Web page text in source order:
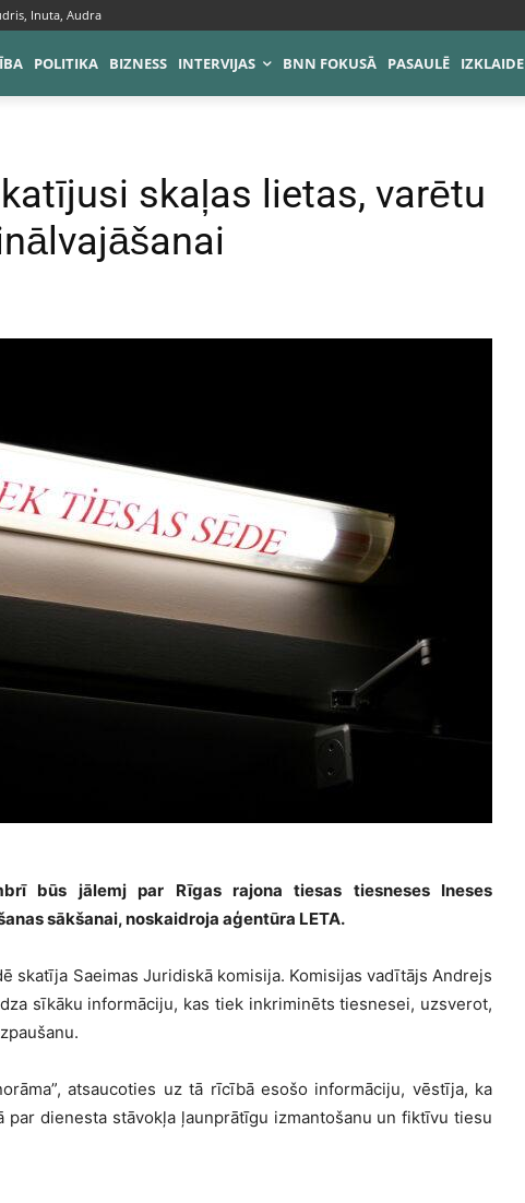
Inuta, Audra
POLITIKA BIZNESS INTERVIJAS BNN FOKUSĀ PASAULĒ IZKLAIDE
skaļas lietas, varētu
būs jālemj par Rīgas rajona tiesas tiesneses Ineses
sākšanai, noskaidroja aģentūra LETA.
skatīja Saeimas Juridiskā komisija. Komisijas vadītājs Andrejs
sīkāku informāciju, kas tiek inkriminēts tiesnesei, uzsverot,
atsaucoties uz tā rīcībā esošo informāciju, vēstīja, ka
dienesta stāvokļa ļaunprātīgu izmantošanu un fiktīvu tiesu